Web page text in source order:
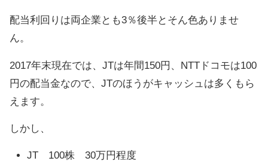
配当利回りは両企業とも3％後半とそん色ありませ
ん。
2017年末現在では、JTは年間150円、NTTドコモは100
円の配当金なので、JTのほうがキャッシュは多くもら
えます。
しかし、
JT 100株 30万円程度